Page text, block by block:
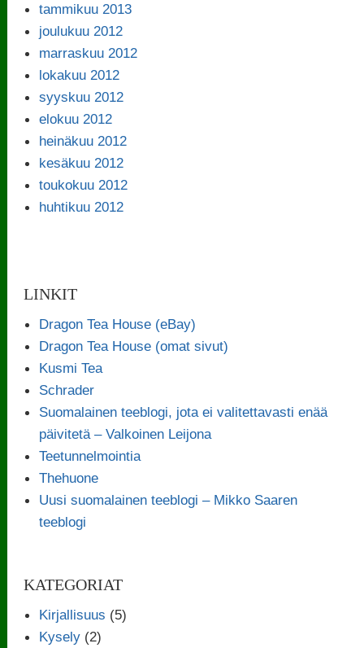
tammikuu 2013
joulukuu 2012
marraskuu 2012
lokakuu 2012
syyskuu 2012
elokuu 2012
heinäkuu 2012
kesäkuu 2012
toukokuu 2012
huhtikuu 2012
LINKIT
Dragon Tea House (eBay)
Dragon Tea House (omat sivut)
Kusmi Tea
Schrader
Suomalainen teeblogi, jota ei valitettavasti enää
päivitetä – Valkoinen Leijona
Teetunnelmointia
Thehuone
Uusi suomalainen teeblogi – Mikko Saaren
teeblogi
KATEGORIAT
Kirjallisuus (5)
Kysely (2)